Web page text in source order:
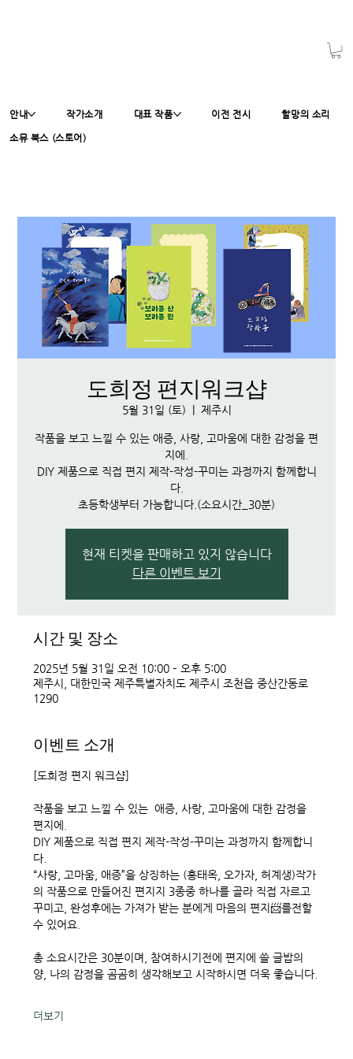
안내 작가소개 대표 작품 이전 전시 할망의 소리
소뮤 북스 (스토어)
도희정 편지워크샵
5월 31일 (토) 제주시
작품을 보고 느낄 수 있는 애증, 사랑, 고마움에 대한 감정을 편
지에.
DIY 제품으로 직접 편지 제작-작성-꾸미는 과정까지 함께합니
다.
초등학생부터 가능합니다.(소요시간_30분)
현재 티켓을 판매하고 있지 않습니다
다른 이벤트 보기
시간 및 장소
2025년 5월 31일 오전 10:00 – 오후 5:00
제주시, 대한민국 제주특별자치도 제주시 조천읍 중산간동로
1290
이벤트 소개
[도희정 편지 워크샵]
작품을 보고 느낄 수 있는  애증, 사랑, 고마움에 대한 감정을
편지에.
DIY 제품으로 직접 편지 제작-작성-꾸미는 과정까지 함께합니
다.
“사랑, 고마움, 애증”을 상징하는 (홍태옥, 오가자, 허계생)작가
의 작품으로 만들어진 편지지 3종중 하나를 골라 직접 자르고
꾸미고, 완성후에는 가져가 받는 분에게 마음의 편지📨를전할
수 있어요.
총 소요시간은 30분이며, 참여하시기전에 편지에 쓸 글밥의
양, 나의 감정을 곰곰히 생각해보고 시작하시면 더욱 좋습니다.
더보기